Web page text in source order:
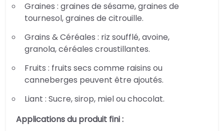
Graines : graines de sésame, graines de
tournesol, graines de citrouille.
Grains & Céréales : riz soufflé, avoine,
granola, céréales croustillantes.
Fruits : fruits secs comme raisins ou
canneberges peuvent être ajoutés.
Liant : Sucre, sirop, miel ou chocolat.
Applications du produit fini :